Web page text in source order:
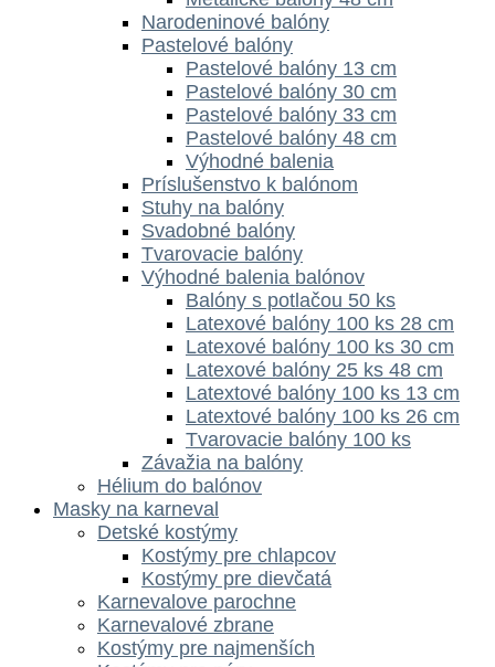
Narodeninové balóny
Pastelové balóny
Pastelové balóny 13 cm
Pastelové balóny 30 cm
Pastelové balóny 33 cm
Pastelové balóny 48 cm
Výhodné balenia
Príslušenstvo k balónom
Stuhy na balóny
Svadobné balóny
Tvarovacie balóny
Výhodné balenia balónov
Balóny s potlačou 50 ks
Latexové balóny 100 ks 28 cm
Latexové balóny 100 ks 30 cm
Latexové balóny 25 ks 48 cm
Latextové balóny 100 ks 13 cm
Latextové balóny 100 ks 26 cm
Tvarovacie balóny 100 ks
Závažia na balóny
Hélium do balónov
Masky na karneval
Detské kostýmy
Kostýmy pre chlapcov
Kostýmy pre dievčatá
Karnevalove parochne
Karnevalové zbrane
Kostýmy pre najmenších